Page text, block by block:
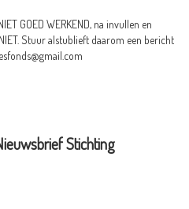
GOED WERKEND, na invullen en
Stuur alstublieft daarom een bericht
Stichting